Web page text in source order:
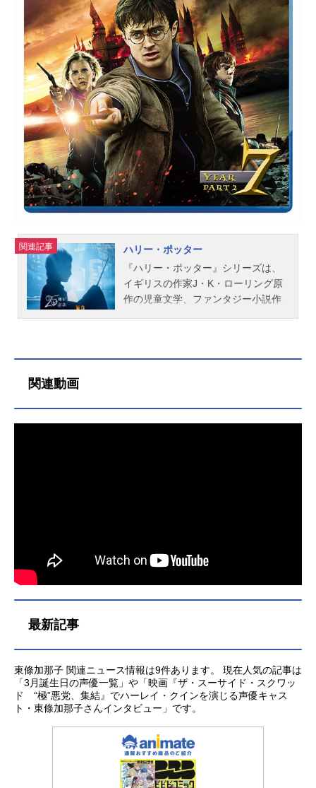
(C)浜岡賢次(週刊少年チャンピオ
ン）/毎度！浦安鉄筋家族製作委員会
『毎度！浦安鉄筋家族』公式サイ
ト 「毎度！浦安鉄筋家族」のグッズ
を探す
関連記事
ハリー・ポッター
『ハリー・ポッター』シリーズは、
イギリスの作家J・K・ローリング原
作の児童文学、ファンタジー小説作
スメ記事をご紹介！
関連動画
最新記事
東條加那子 関連ニュース情報は9件あります。 現在人気の記事は
「3月誕生日の声優一覧」や「映画『ザ・スーサイド・スクワッ
ド “極”悪党、集結』でハーレイ・クインを演じる声優キャス
ト・東條加那子さんインタビュー」です。